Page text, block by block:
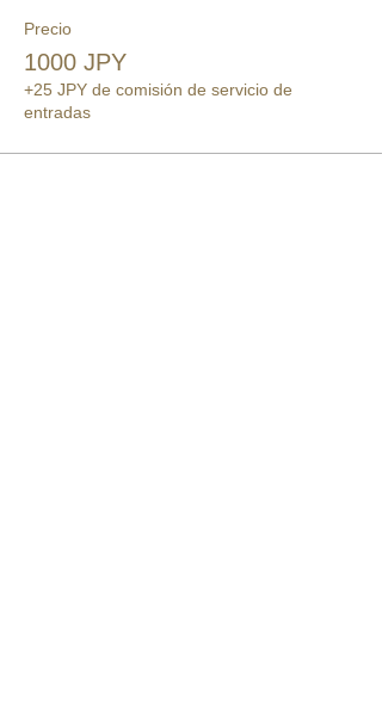
Precio
1000 JPY
+25 JPY de comisión de servicio de
entradas